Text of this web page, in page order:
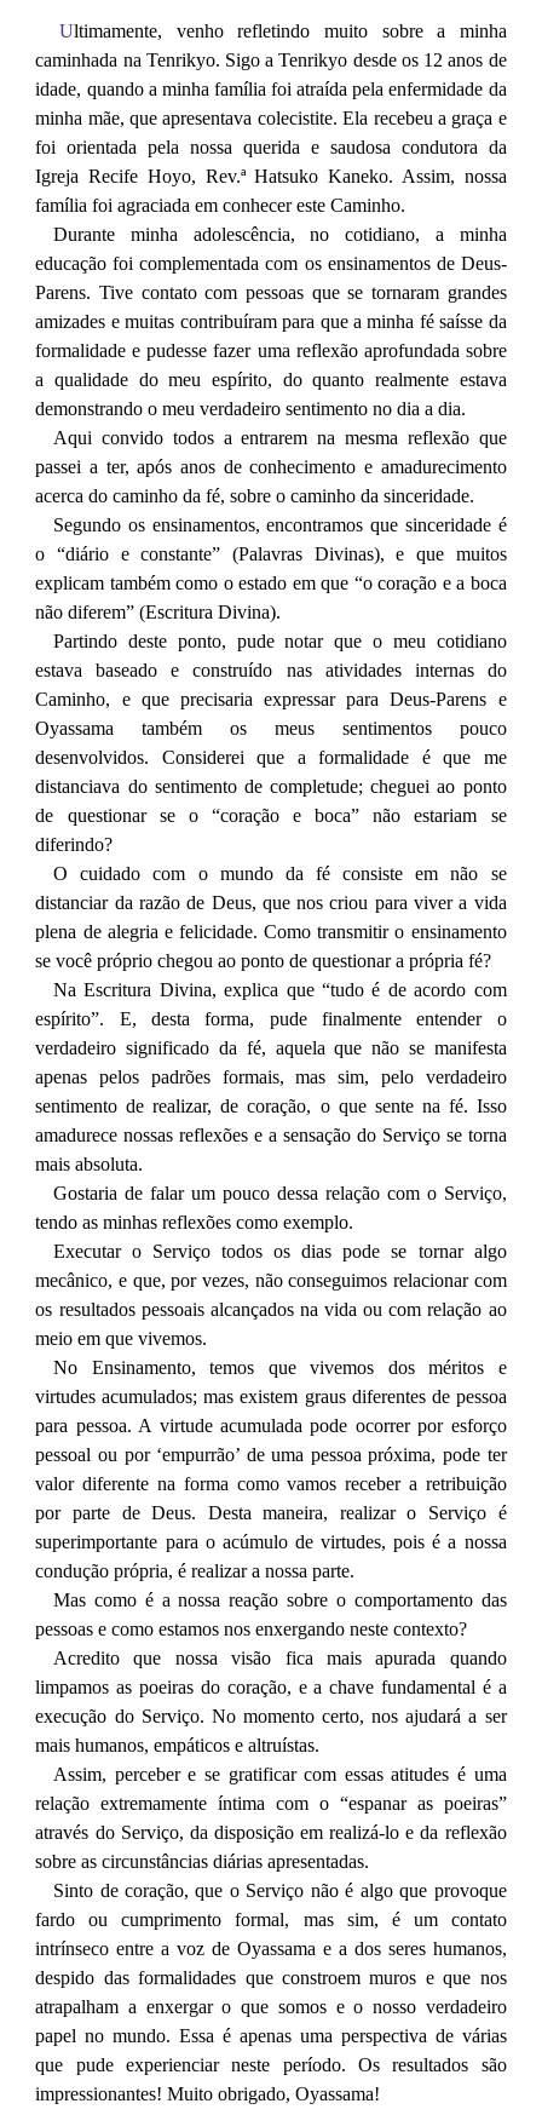
Ultimamente, venho refletindo muito sobre a minha
caminhada na Tenrikyo. Sigo a Tenrikyo desde os 12 anos de
idade, quando a minha família foi atraída pela enfermidade da
minha mãe, que apresentava colecistite. Ela recebeu a graça e
foi orientada pela nossa querida e saudosa condutora da
Igreja Recife Hoyo, Rev.ª Hatsuko Kaneko. Assim, nossa
família foi agraciada em conhecer este Caminho.
Durante minha adolescência, no cotidiano, a minha
educação foi complementada com os ensinamentos de Deus-
Parens. Tive contato com pessoas que se tornaram grandes
amizades e muitas contribuíram para que a minha fé saísse da
formalidade e pudesse fazer uma reflexão aprofundada sobre
a qualidade do meu espírito, do quanto realmente estava
demonstrando o meu verdadeiro sentimento no dia a dia.
Aqui convido todos a entrarem na mesma reflexão que
passei a ter, após anos de conhecimento e amadurecimento
acerca do caminho da fé, sobre o caminho da sinceridade.
Segundo os ensinamentos, encontramos que sinceridade é
o “diário e constante” (Palavras Divinas), e que muitos
explicam também como o estado em que “o coração e a boca
não diferem” (Escritura Divina).
Partindo deste ponto, pude notar que o meu cotidiano
estava baseado e construído nas atividades internas do
Caminho, e que precisaria expressar para Deus-Parens e
Oyassama também os meus sentimentos pouco
desenvolvidos. Considerei que a formalidade é que me
distanciava do sentimento de completude; cheguei ao ponto
de questionar se o “coração e boca” não estariam se
diferindo?
O cuidado com o mundo da fé consiste em não se
distanciar da razão de Deus, que nos criou para viver a vida
plena de alegria e felicidade. Como transmitir o ensinamento
se você próprio chegou ao ponto de questionar a própria fé?
Na Escritura Divina, explica que “tudo é de acordo com
espírito”. E, desta forma, pude finalmente entender o
verdadeiro significado da fé, aquela que não se manifesta
apenas pelos padrões formais, mas sim, pelo verdadeiro
sentimento de realizar, de coração, o que sente na fé. Isso
amadurece nossas reflexões e a sensação do Serviço se torna
mais absoluta.
Gostaria de falar um pouco dessa relação com o Serviço,
tendo as minhas reflexões como exemplo.
Executar o Serviço todos os dias pode se tornar algo
mecânico, e que, por vezes, não conseguimos relacionar com
os resultados pessoais alcançados na vida ou com relação ao
meio em que vivemos.
No Ensinamento, temos que vivemos dos méritos e
virtudes acumulados; mas existem graus diferentes de pessoa
para pessoa. A virtude acumulada pode ocorrer por esforço
pessoal ou por ‘empurrão’ de uma pessoa próxima, pode ter
valor diferente na forma como vamos receber a retribuição
por parte de Deus. Desta maneira, realizar o Serviço é
superimportante para o acúmulo de virtudes, pois é a nossa
condução própria, é realizar a nossa parte.
Mas como é a nossa reação sobre o comportamento das
pessoas e como estamos nos enxergando neste contexto?
Acredito que nossa visão fica mais apurada quando
limpamos as poeiras do coração, e a chave fundamental é a
execução do Serviço. No momento certo, nos ajudará a ser
mais humanos, empáticos e altruístas.
Assim, perceber e se gratificar com essas atitudes é uma
relação extremamente íntima com o “espanar as poeiras”
através do Serviço, da disposição em realizá-lo e da reflexão
sobre as circunstâncias diárias apresentadas.
Sinto de coração, que o Serviço não é algo que provoque
fardo ou cumprimento formal, mas sim, é um contato
intrínseco entre a voz de Oyassama e a dos seres humanos,
despido das formalidades que constroem muros e que nos
atrapalham a enxergar o que somos e o nosso verdadeiro
papel no mundo. Essa é apenas uma perspectiva de várias
que pude experienciar neste período. Os resultados são
impressionantes! Muito obrigado, Oyassama!